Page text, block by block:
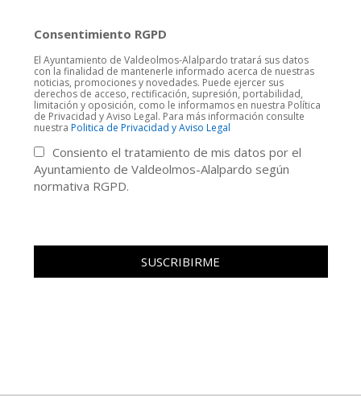
Consentimiento RGPD
El Ayuntamiento de Valdeolmos-Alalpardo tratará sus datos
con la finalidad de mantenerle informado acerca de nuestras
noticias, promociones y novedades. Puede ejercer sus
derechos de acceso, rectificación, supresión, portabilidad,
limitación y oposición, como le informamos en nuestra Política
de Privacidad y Aviso Legal. Para más información consulte
nuestra Politica de Privacidad y Aviso Legal
Consiento el tratamiento de mis datos por el
Ayuntamiento de Valdeolmos-Alalpardo según
normativa RGPD.